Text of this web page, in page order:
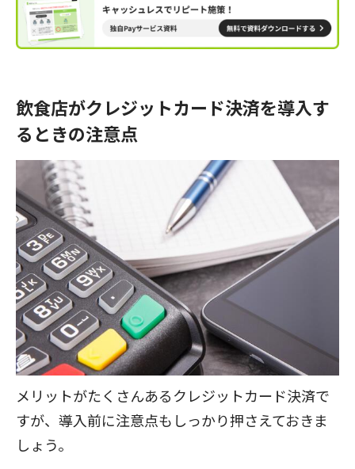
メリット、導入のポイントを紹介
します。キャッシュレス決済の導
入を迷っている方や、取扱う種類
飲食店がクレジットカード決済を導入す
るときの注意点
メリットがたくさんあるクレジットカード決済で
すが、導入前に注意点もしっかり押さえておきま
しょう。